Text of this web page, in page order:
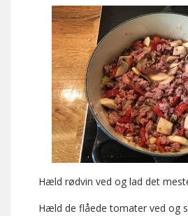
Hæld rødvin ved og lad det
Hæld de flåede tomater ved og